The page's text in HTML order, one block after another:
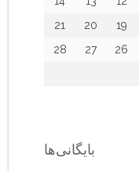
19
20
21
26
27
28
بایگانی‌ها